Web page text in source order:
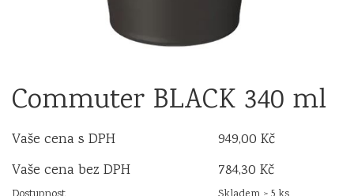
Commuter BLACK 340 ml
Vaše cena s DPH
949,00 Kč
Vaše cena bez DPH
784,30 Kč